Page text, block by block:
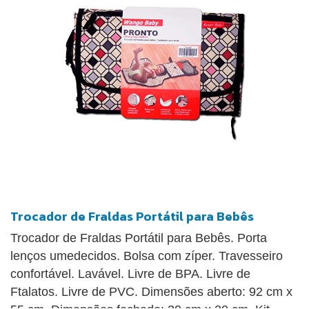
originalidade.
Trocador de Fraldas Portátil para Bebês
Trocador de Fraldas Portátil para Bebês. Porta
lenços umedecidos. Bolsa com zíper. Travesseiro
confortável. Lavável. Livre de BPA. Livre de
Ftalatos. Livre de PVC. Dimensões aberto: 92 cm x